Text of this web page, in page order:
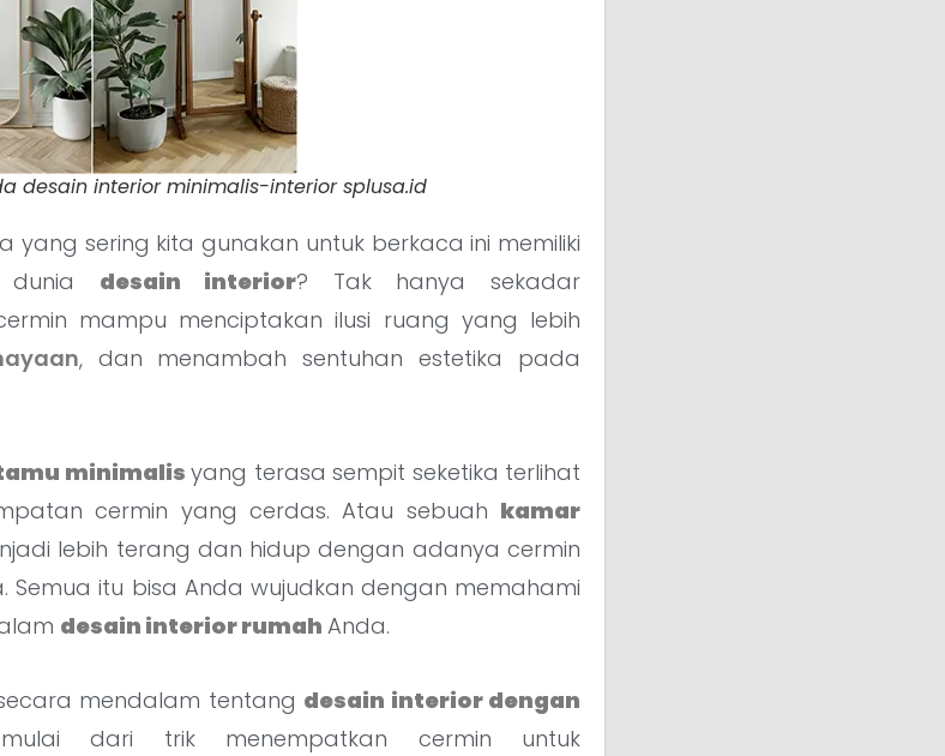
desain interior minimalis-interior splusa.id
yang sering kita gunakan untuk berkaca ini memiliki
dunia desain interior? Tak hanya sekadar
mampu menciptakan ilusi ruang yang lebih
, dan menambah sentuhan estetika pada
minimalis yang terasa sempit seketika terlihat
cermin yang cerdas. Atau sebuah kamar
lebih terang dan hidup dengan adanya cermin
itu bisa Anda wujudkan dengan memahami
desain interior rumah Anda.
mendalam tentang desain interior dengan
dari trik menempatkan cermin untuk